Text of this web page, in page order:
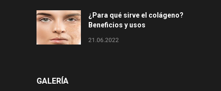
¿Para qué sirve el colágeno?
Beneficios y usos
21.06.2022
GALERÍA